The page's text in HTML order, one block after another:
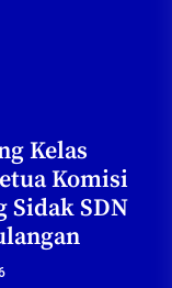
Kelas
Komisi
Sidak SDN